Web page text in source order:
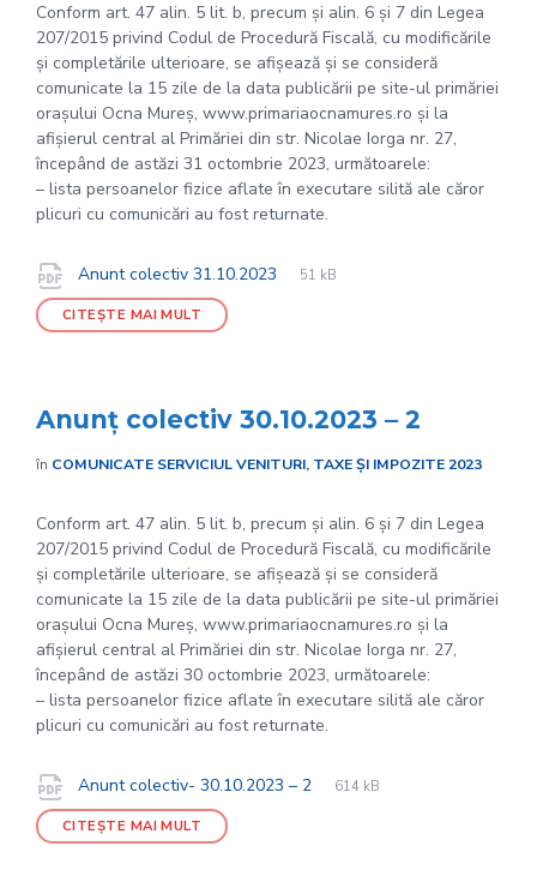
Conform art. 47 alin. 5 lit. b, precum și alin. 6 și 7 din Legea
207/2015 privind Codul de Procedură Fiscală, cu modificările
și completările ulterioare, se afișează și se consideră
comunicate la 15 zile de la data publicării pe site-ul primăriei
orașului Ocna Mureș, www.primariaocnamures.ro și la
afișierul central al Primăriei din str. Nicolae Iorga nr. 27,
începând de astăzi 31 octombrie 2023, următoarele:
– lista persoanelor fizice aflate în executare silită ale căror
plicuri cu comunicări au fost returnate.
Documente
Anunt colectiv 31.10.2023
File
pdf
File
51 kB
CITEȘTE MAI MULT
Anunț colectiv 30.10.2023 – 2
în COMUNICATE SERVICIUL VENITURI, TAXE ȘI IMPOZITE 2023
Conform art. 47 alin. 5 lit. b, precum și alin. 6 și 7 din Legea
207/2015 privind Codul de Procedură Fiscală, cu modificările
și completările ulterioare, se afișează și se consideră
comunicate la 15 zile de la data publicării pe site-ul primăriei
orașului Ocna Mureș, www.primariaocnamures.ro și la
afișierul central al Primăriei din str. Nicolae Iorga nr. 27,
începând de astăzi 30 octombrie 2023, următoarele:
– lista persoanelor fizice aflate în executare silită ale căror
plicuri cu comunicări au fost returnate.
Documente
Anunt colectiv- 30.10.2023 – 2
File
pdf
File
614 kB
CITEȘTE MAI MULT